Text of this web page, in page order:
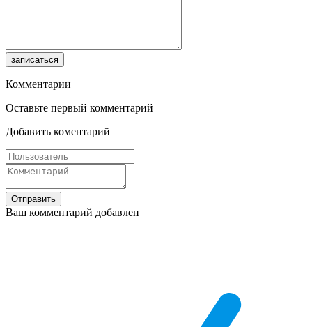
записаться
Комментарии
Оставьте первый комментарий
Добавить коментарий
Отправить
Ваш комментарий добавлен